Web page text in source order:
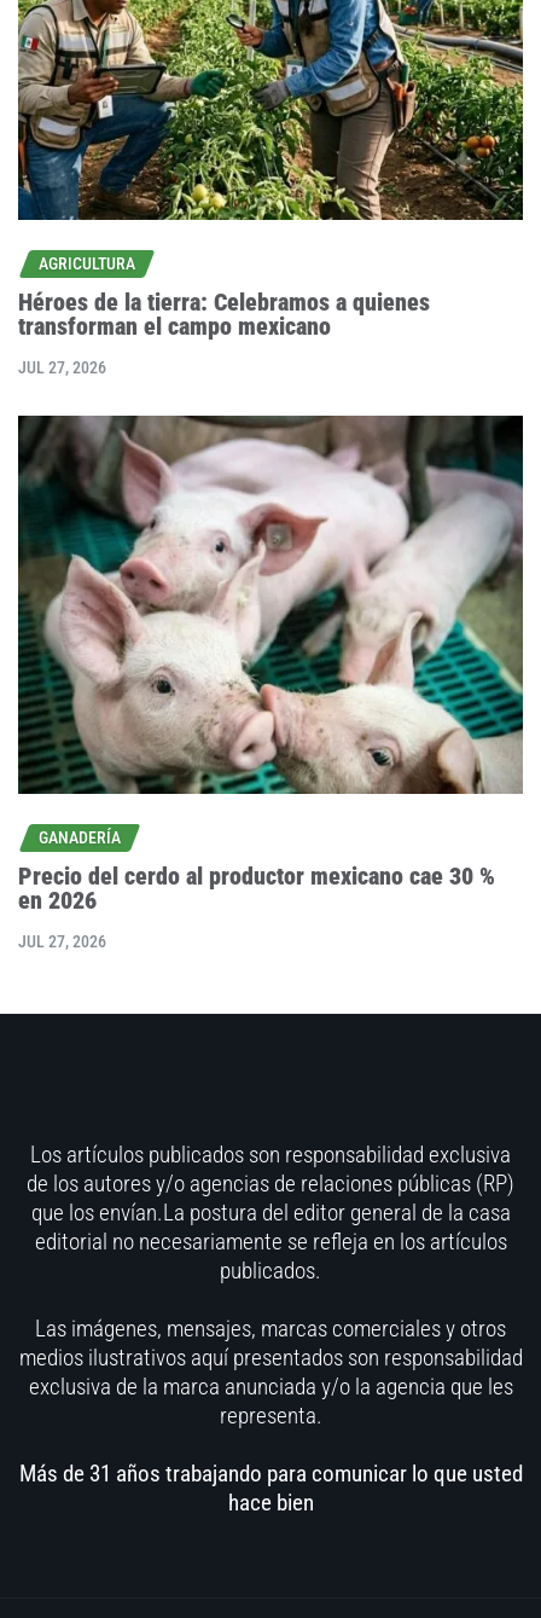
AGRICULTURA
Héroes de la tierra: Celebramos a quienes
transforman el campo mexicano
JUL 27, 2026
GANADERÍA
Precio del cerdo al productor mexicano cae 30 %
en 2026
JUL 27, 2026
Los artículos publicados son responsabilidad exclusiva
de los autores y/o agencias de relaciones públicas (RP)
que los envían.La postura del editor general de la casa
editorial no necesariamente se refleja en los artículos
publicados.
Las imágenes, mensajes, marcas comerciales y otros
medios ilustrativos aquí presentados son responsabilidad
exclusiva de la marca anunciada y/o la agencia que les
representa.
Más de 31 años trabajando para comunicar lo que usted
hace bien